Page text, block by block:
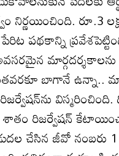
నిర్ణయించింది. రూ.3
పేరిట పథకాన్ని
బాగానే ఉన్నా..
విస్మరించింది.
రిజర్వేషన్‌
చేసిన జీవో నంబరు